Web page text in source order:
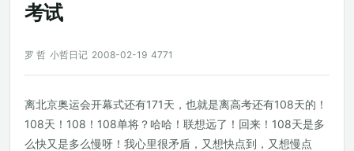
考试
罗 哲 小哲日记 2008-02-19 4771
离北京奥运会开幕式还有171天，也就是离高考还有108天的！
108天！108！108单将？哈哈！联想远了！回来！108天是多
么快又是多么慢呀！我心里很矛盾，又想快点到，又想慢点